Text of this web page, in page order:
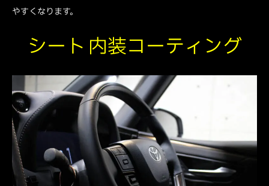
やすくなります。
シート 内装コーティング